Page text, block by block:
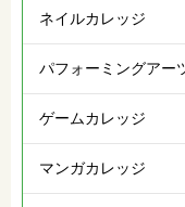
ネイルカレッジ
パフォーミングアー
ゲームカレッジ
マンガカレッジ